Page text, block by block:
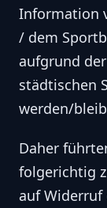
Information
/ dem
aufgrund
städtischen
werden/
Daher
folgerichtig
auf Widerruf